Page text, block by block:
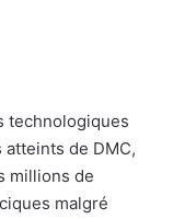
technologiques
de DMC,
millions de
malgré